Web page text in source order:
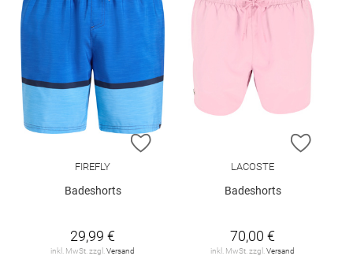
ZUR WUNSCHLISTE HINZUFÜGEN
FIREFLY
Badeshorts
29,99 €
inkl. MwSt. zzgl. Versand
ZUR
LACOSTE
Badeshorts
70,00 €
inkl. MwSt. zzgl. Versand